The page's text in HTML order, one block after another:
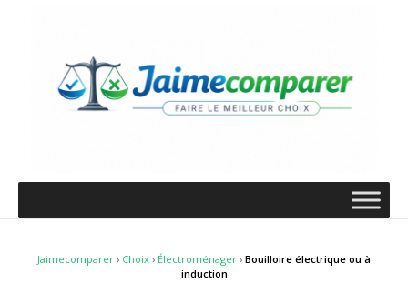
Jaimecomparer › Choix › Électroménager › Bouilloire électrique ou à
induction